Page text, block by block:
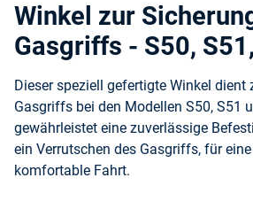
Winkel zur
Gasgriffs - S50,
Dieser speziell gefertigte Winkel dient
Gasgriffs bei den Modellen S50, S51
gewährleistet eine zuverlässige
ein Verrutschen des Gasgriffs, für
komfortable Fahrt.